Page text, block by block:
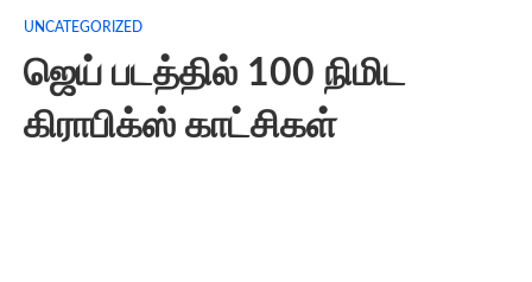
UNCATEGORIZED
ஜெய் படத்தில் 100 நிமிட
கிராபிக்ஸ் காட்சிகள்